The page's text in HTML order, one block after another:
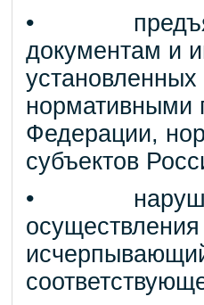
•
документам и
нормативными
Федерации,
субъектов
•